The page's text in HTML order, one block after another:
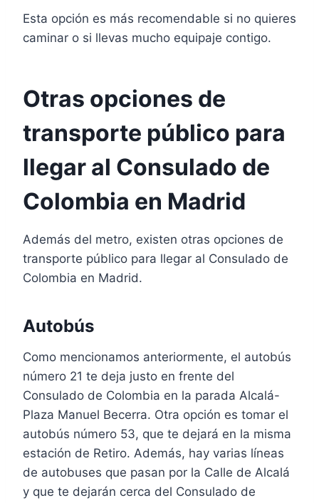
Esta opción es más recomendable si no quieres
caminar o si llevas mucho equipaje contigo.
Otras opciones de
transporte público para
llegar al Consulado de
Colombia en Madrid
Además del metro, existen otras opciones de
transporte público para llegar al Consulado de
Colombia en Madrid.
Autobús
Como mencionamos anteriormente, el autobús
número 21 te deja justo en frente del
Consulado de Colombia en la parada Alcalá-
Plaza Manuel Becerra. Otra opción es tomar el
autobús número 53, que te dejará en la misma
estación de Retiro. Además, hay varias líneas
de autobuses que pasan por la Calle de Alcalá
y que te dejarán cerca del Consulado de